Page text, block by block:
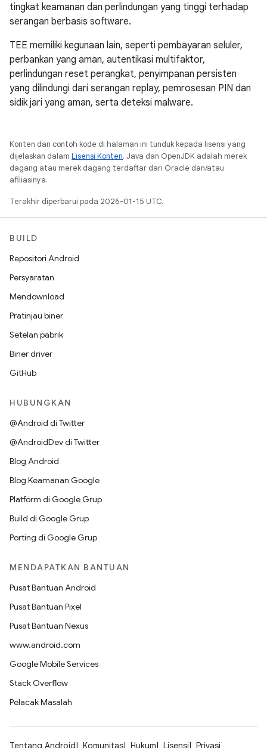
tingkat keamanan dan perlindungan yang tinggi terhadap
serangan berbasis software.
TEE memiliki kegunaan lain, seperti pembayaran seluler,
perbankan yang aman, autentikasi multifaktor,
perlindungan reset perangkat, penyimpanan persisten
yang dilindungi dari serangan replay, pemrosesan PIN dan
sidik jari yang aman, serta deteksi malware.
Konten dan contoh kode di halaman ini tunduk kepada lisensi yang
dijelaskan dalam Lisensi Konten. Java dan OpenJDK adalah merek
dagang atau merek dagang terdaftar dari Oracle dan/atau
afiliasinya.
Terakhir diperbarui pada 2026-01-15 UTC.
BUILD
Repositori Android
Persyaratan
Mendownload
Pratinjau biner
Setelan pabrik
Biner driver
GitHub
HUBUNGKAN
@Android di Twitter
@AndroidDev di Twitter
Blog Android
Blog Keamanan Google
Platform di Google Grup
Build di Google Grup
Porting di Google Grup
MENDAPATKAN BANTUAN
Pusat Bantuan Android
Pusat Bantuan Pixel
Pusat Bantuan Nexus
www.android.com
Google Mobile Services
Stack Overflow
Pelacak Masalah